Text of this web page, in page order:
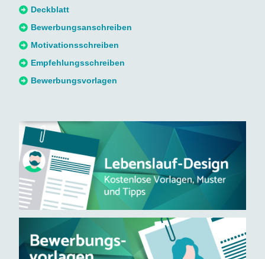
a
c
Deckblatt
Bewerbungsanschreiben
Motivationsschreiben
Empfehlungsschreiben
Bewerbungsvorlagen